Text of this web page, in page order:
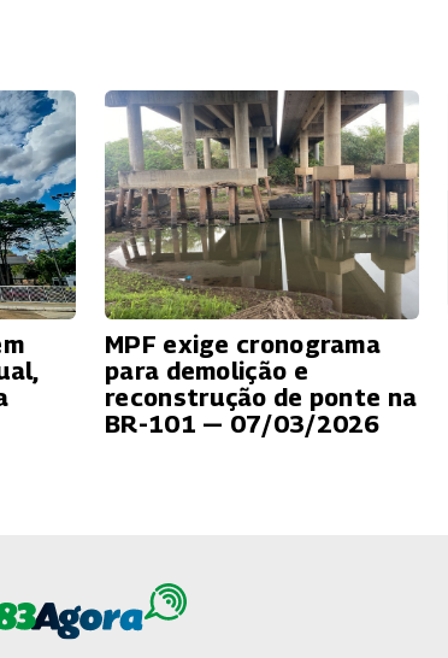
MPF exige cronograma
para demolição e
reconstrução de ponte na
BR-101 — 07/03/2026